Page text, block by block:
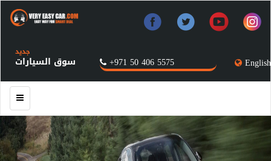
English
+971 50 406 5575 سوق السيارات
جديد